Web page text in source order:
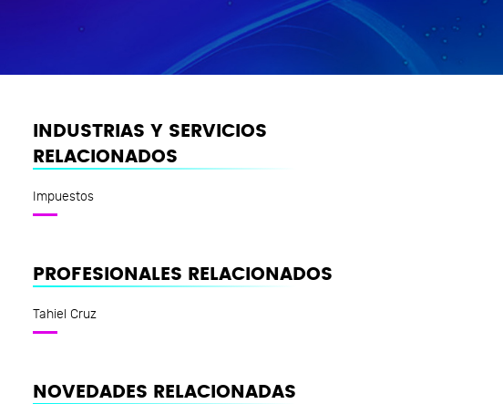
INDUSTRIAS Y SERVICIOS
RELACIONADOS
Impuestos
PROFESIONALES RELACIONADOS
Tahiel Cruz
NOVEDADES RELACIONADAS